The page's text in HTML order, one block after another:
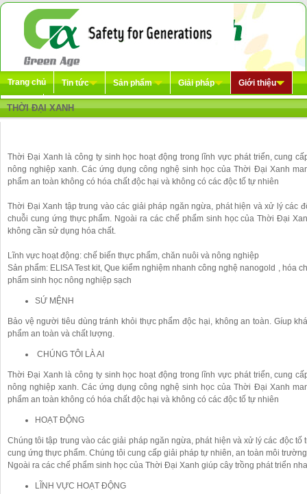
Trang chủ Tin tức Sản phẩm Giải pháp Giới thiệu
Liên hệ
THỜI ĐẠI XANH
Thời Đại Xanh là công ty sinh học hoạt động trong lĩnh vực phát triển, cung
nông nghiệp xanh. Các ứng dụng công nghệ sinh học của Thời Đại Xanh
phẩm an toàn không có hóa chất độc hại và không có các độc tố tự nhiên
Thời Đại Xanh tập trung vào các giải pháp ngăn ngừa, phát hiện và xử lý các
chuỗi cung ứng thực phẩm. Ngoài ra các chế phẩm sinh học của Thời Đại
không cần sử dụng hóa chất.
Lĩnh vực hoạt động: chế biến thực phẩm, chăn nuôi và nông nghiệp
Sản phẩm: ELISA Test kit, Que kiểm nghiệm nhanh công nghệ nanogold , hóa
phẩm sinh học nông nghiệp sạch
SỨ MỆNH
Bảo vệ người tiêu dùng tránh khỏi thực phẩm độc hại, không an toàn. Gíup
phẩm an toàn và chất lượng.
CHÚNG TÔI LÀ AI
Thời Đại Xanh là công ty sinh học hoạt động trong lĩnh vực phát triển, cung
nông nghiệp xanh. Các ứng dụng công nghệ sinh học của Thời Đại Xanh
phẩm an toàn không có hóa chất độc hại và không có các độc tố tự nhiên
HOẠT ĐỘNG
Chúng tôi tập trung vào các giải pháp ngăn ngừa, phát hiện và xử lý các độc tố
cung ứng thực phẩm. Chúng tôi cung cấp giải pháp tự nhiên, an toàn môi
Ngoài ra các chế phẩm sinh học của Thời Đại Xanh giúp cây trồng phát triển
LĨNH VỰC HOẠT ĐỘNG